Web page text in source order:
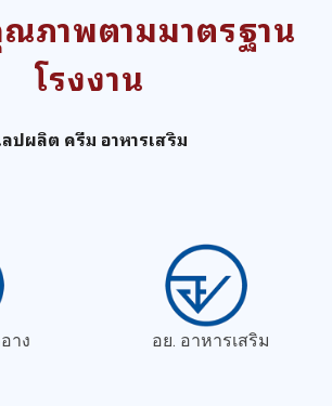
ภาพตามมาตรฐาน
โรงงาน
ปผลิต ครีม อาหารเสริม
าง อย. อาหารเสริม